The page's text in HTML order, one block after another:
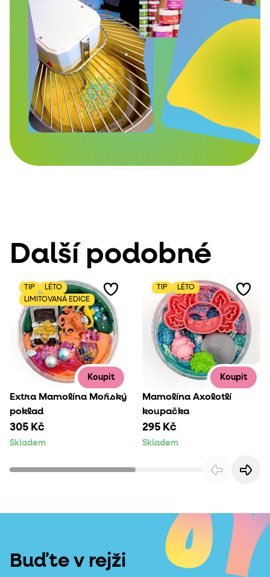
Další podobné
TIP
LÉTO
LIMITOVANÁ EDICE
Koupit
Extra Mamolína Mořský
poklad
305 Kč
Skladem
TIP LÉTO
Koupit
Mamolína Axolotlí
koupačka
295 Kč
Skladem
Buďte v rejži